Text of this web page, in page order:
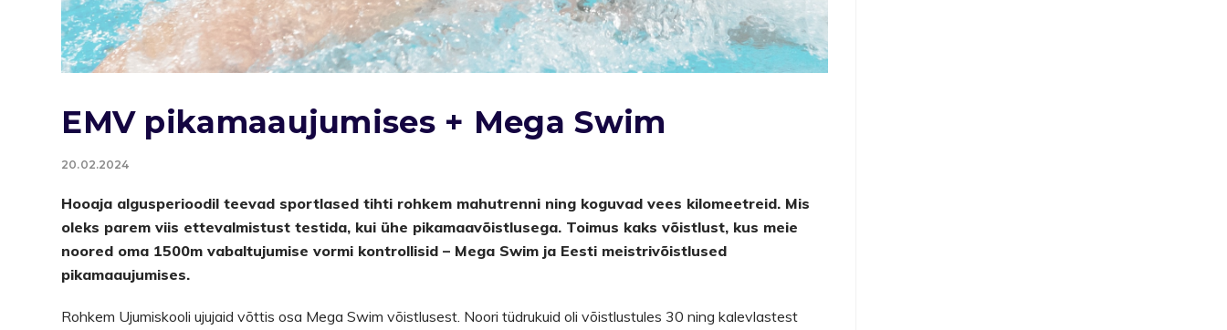
EMV pikamaaujumises + Mega Swim
20.02.2024
Hooaja algusperioodil teevad sportlased tihti rohkem mahutrenni ning koguvad vees kilomeetreid. Mis
oleks parem viis ettevalmistust testida, kui ühe pikamaavõistlusega. Toimus kaks võistlust, kus meie
noored oma 1500m vabaltujumise vormi kontrollisid – Mega Swim ja Eesti meistrivõistlused
pikamaaujumises.
Rohkem Ujumiskooli ujujaid võttis osa Mega Swim võistlusest. Noori tüdrukuid oli võistlustules 30 ning kalevlastest